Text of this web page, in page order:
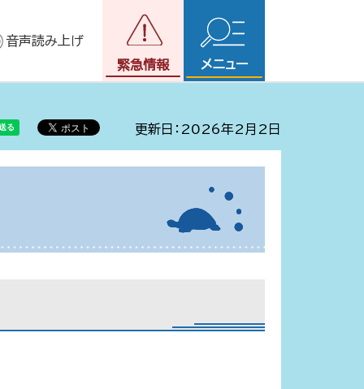
音声読み上げ
緊急情報
メニュー
更新日：2026年2月2日